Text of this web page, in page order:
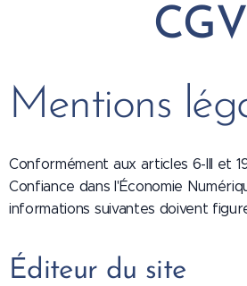
CGV
Mentions
Conformément aux articles 6-III et
Confiance dans l'Économie
informations suivantes doivent
Éditeur du site